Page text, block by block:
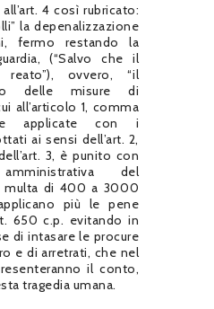
4 così rubricato:
la depenalizzazione
fermo restando la
(“Salvo che il
ovvero, “il
delle misure di
all’articolo 1, comma
applicate con i
ai sensi dell’art. 2,
3, è punito con
del
multa di 400 a 3000
più le pene
650 c.p. evitando in
di intasare le procure
e di arretrati, che nel
il conto,
tragedia umana.